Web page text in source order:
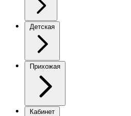
Детская
Прихожая
Кабинет